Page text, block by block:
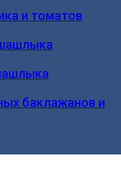
и томатов
баклажанов и